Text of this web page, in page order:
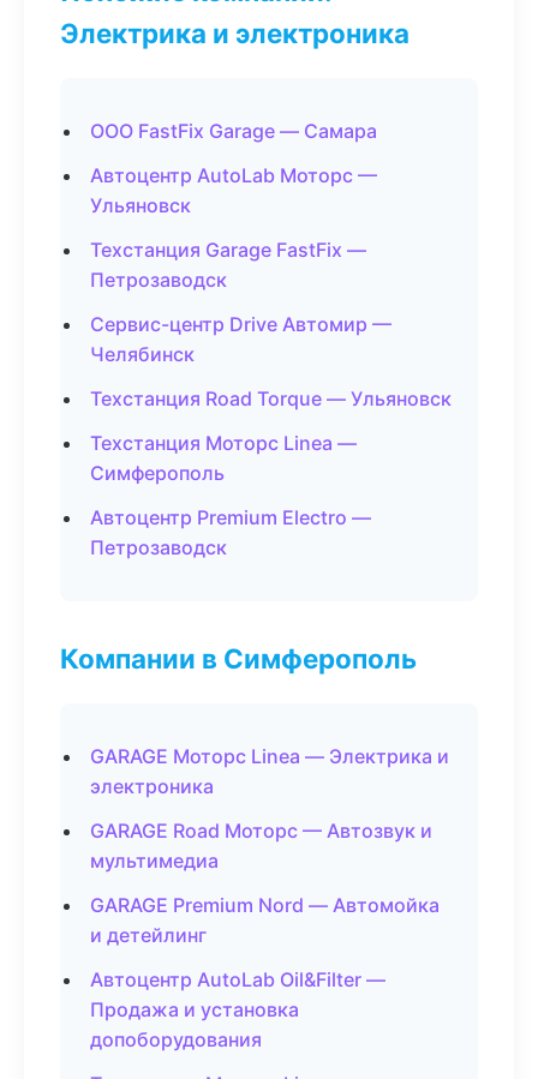
Электрика и электроника
ООО FastFix Garage — Самара
Автоцентр AutoLab Моторс —
Ульяновск
Техстанция Garage FastFix —
Петрозаводск
Сервис-центр Drive Автомир —
Челябинск
Техстанция Road Torque — Ульяновск
Техстанция Моторс Linea —
Симферополь
Автоцентр Premium Electro —
Петрозаводск
Компании в Симферополь
GARAGE Моторс Linea — Электрика и
электроника
GARAGE Road Моторс — Автозвук и
мультимедиа
GARAGE Premium Nord — Автомойка
и детейлинг
Автоцентр AutoLab Oil&Filter —
Продажа и установка
допоборудования